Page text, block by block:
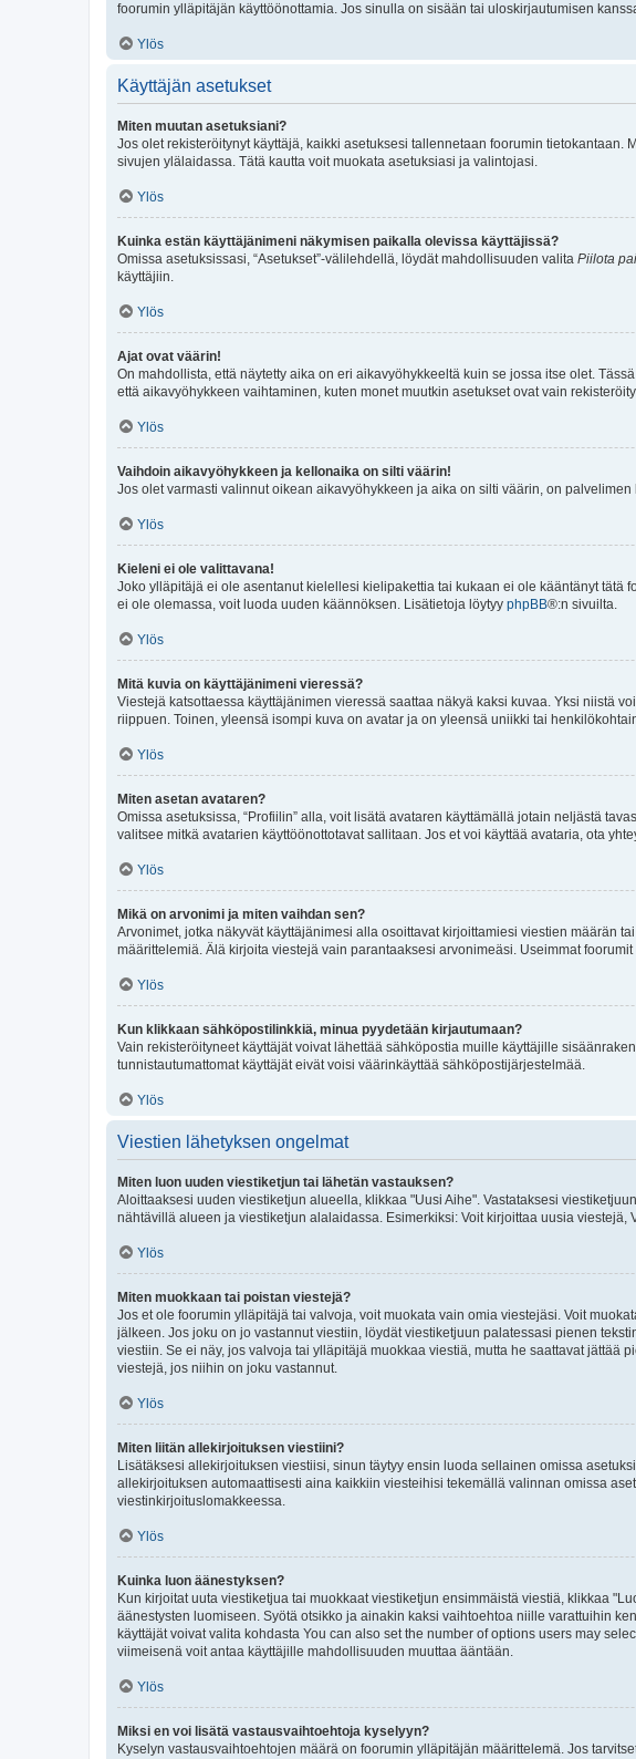
foorumin ylläpitäjän käyttöönottamia. Jos sinulla on sisään tai uloskirjautumisen
Ylös
Käyttäjän asetukset
Miten muutan asetuksiani?
Jos olet rekisteröitynyt käyttäjä, kaikki asetuksesi tallennetaan foorumin
sivujen ylälaidassa. Tätä kautta voit muokata asetuksiasi ja valintojasi.
Ylös
Kuinka estän käyttäjänimeni näkymisen paikalla olevissa käyttäjissä?
Omissa asetuksissasi, “Asetukset”-välilehdellä, löydät mahdollisuuden valita Piilota
käyttäjiin.
Ylös
Ajat ovat väärin!
On mahdollista, että näytetty aika on eri aikavyöhykkeeltä kuin se jossa itse olet.
että aikavyöhykkeen vaihtaminen, kuten monet muutkin asetukset ovat vain
Ylös
Vaihdoin aikavyöhykkeen ja kellonaika on silti väärin!
Jos olet varmasti valinnut oikean aikavyöhykkeen ja aika on silti väärin, on
Ylös
Kieleni ei ole valittavana!
Joko ylläpitäjä ei ole asentanut kielellesi kielipakettia tai kukaan ei ole kääntänyt
ei ole olemassa, voit luoda uuden käännöksen. Lisätietoja löytyy phpBB®:n sivuilta.
Ylös
Mitä kuvia on käyttäjänimeni vieressä?
Viestejä katsottaessa käyttäjänimen vieressä saattaa näkyä kaksi kuvaa. Yksi niistä
riippuen. Toinen, yleensä isompi kuva on avatar ja on yleensä uniikki tai
Ylös
Miten asetan avataren?
Omissa asetuksissa, “Profiilin” alla, voit lisätä avataren käyttämällä jotain neljästä
valitsee mitkä avatarien käyttöönottotavat sallitaan. Jos et voi käyttää avataria, ota
Ylös
Mikä on arvonimi ja miten vaihdan sen?
Arvonimet, jotka näkyvät käyttäjänimesi alla osoittavat kirjoittamiesi viestien määrän
määrittelemiä. Älä kirjoita viestejä vain parantaaksesi arvonimeäsi. Useimmat
Ylös
Kun klikkaan sähköpostilinkkiä, minua pyydetään kirjautumaan?
Vain rekisteröityneet käyttäjät voivat lähettää sähköpostia muille käyttäjille
tunnistautumattomat käyttäjät eivät voisi väärinkäyttää sähköpostijärjestelmää.
Ylös
Viestien lähetyksen ongelmat
Miten luon uuden viestiketjun tai lähetän vastauksen?
Aloittaaksesi uuden viestiketjun alueella, klikkaa "Uusi Aihe". Vastataksesi
nähtävillä alueen ja viestiketjun alalaidassa. Esimerkiksi: Voit kirjoittaa uusia viestejä,
Ylös
Miten muokkaan tai poistan viestejä?
Jos et ole foorumin ylläpitäjä tai valvoja, voit muokata vain omia viestejäsi. Voit
jälkeen. Jos joku on jo vastannut viestiin, löydät viestiketjuun palatessasi pienen
viestiin. Se ei näy, jos valvoja tai ylläpitäjä muokkaa viestiä, mutta he saattavat
viestejä, jos niihin on joku vastannut.
Ylös
Miten liitän allekirjoituksen viestiini?
Lisätäksesi allekirjoituksen viestiisi, sinun täytyy ensin luoda sellainen omissa
allekirjoituksen automaattisesti aina kaikkiin viesteihisi tekemällä valinnan omissa
viestinkirjoituslomakkeessa.
Ylös
Kuinka luon äänestyksen?
Kun kirjoitat uuta viestiketjua tai muokkaat viestiketjun ensimmäistä viestiä, klikkaa
äänestysten luomiseen. Syötä otsikko ja ainakin kaksi vaihtoehtoa niille varattuihin
käyttäjät voivat valita kohdasta You can also set the number of options users may
viimeisenä voit antaa käyttäjille mahdollisuuden muuttaa ääntään.
Ylös
Miksi en voi lisätä vastausvaihtoehtoja kyselyyn?
Kyselyn vastausvaihtoehtojen määrä on foorumin ylläpitäjän määrittelemä. Jos